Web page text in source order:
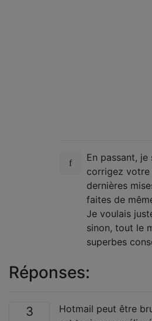
En passant,
corrigez votre
dernières
faites de
Je voulais
sinon, tout le
superbes
Réponses:
3
Hotmail peut être